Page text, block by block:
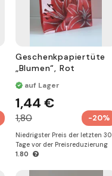
Geschenkpapiertüte
„Blumen“, Rot
auf Lager
1,44 €
1,80 -20%
Niedrigster Preis der letzten 30
Tage vor der Preisreduzierung
1.80